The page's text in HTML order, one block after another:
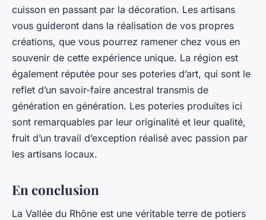
cuisson en passant par la décoration. Les artisans
vous guideront dans la réalisation de vos propres
créations, que vous pourrez ramener chez vous en
souvenir de cette expérience unique. La région est
également réputée pour ses poteries d’art, qui sont le
reflet d’un savoir-faire ancestral transmis de
génération en génération. Les poteries produites ici
sont remarquables par leur originalité et leur qualité,
fruit d’un travail d’exception réalisé avec passion par
les artisans locaux.
En conclusion
La Vallée du Rhône est une véritable terre de potiers